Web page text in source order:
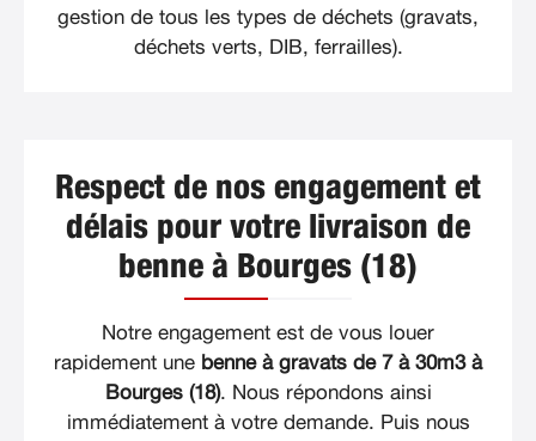
gestion de tous les types de déchets (gravats,
déchets verts, DIB, ferrailles).
Respect de nos engagement et
délais pour votre livraison de
benne à Bourges (18)
Notre engagement est de vous louer
rapidement une benne à gravats de 7 à 30m3 à
Bourges (18). Nous répondons ainsi
immédiatement à votre demande. Puis nous